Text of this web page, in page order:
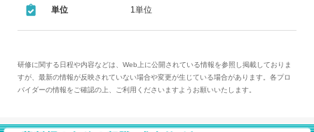
の継続支援、副作用や有害事象の早期把握、服薬指導、患者
引き上げ、患者ごとの最適解に迫る臨床パートナーです。本
講演では、ガイドラインを「知っている」薬剤師から「使い
師が共通言語を持って連携し患者・地域・社会によりよい医
単位 1単位
研修に関する日程や内容などは、Web上に公開されている情報を参照し掲載しておりま
すが、最新の情報が反映されていない場合や変更が生じている場合があります。各プロ
バイダーの情報をご確認の上、ご利用くださいますようお願いいたします。